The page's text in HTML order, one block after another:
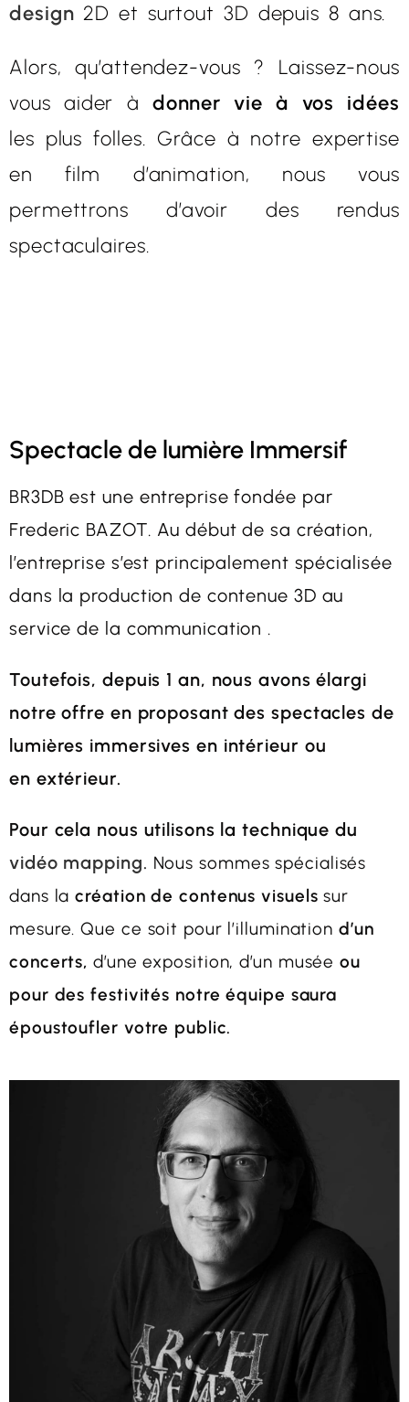
design 2D et surtout 3D depuis 8 ans.
Alors, qu’attendez-vous ? Laissez-nous
vous aider à donner vie à vos idées
les plus folles. Grâce à notre expertise
en film d’animation, nous vous
permettrons d’avoir des rendus
spectaculaires.
Spectacle de lumière Immersif
BR3DB est une entreprise fondée par
Frederic BAZOT. Au début de sa création,
l’entreprise s’est principalement spécialisée
dans la production de contenue 3D au
service de la communication .
Toutefois, depuis 1 an, nous avons élargi
notre offre en proposant des spectacles de
lumières immersives en intérieur ou
en extérieur.
Pour cela nous utilisons la technique du
vidéo mapping. Nous sommes spécialisés
dans lacréation de contenus visuels sur
mesure. Que ce soit pour l’illumination d’un
concerts, d’une exposition, d’un muséeou
pour des festivités notre équipe saura
époustoufler votre public.